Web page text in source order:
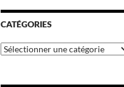
CATÉGORIES
Catégories